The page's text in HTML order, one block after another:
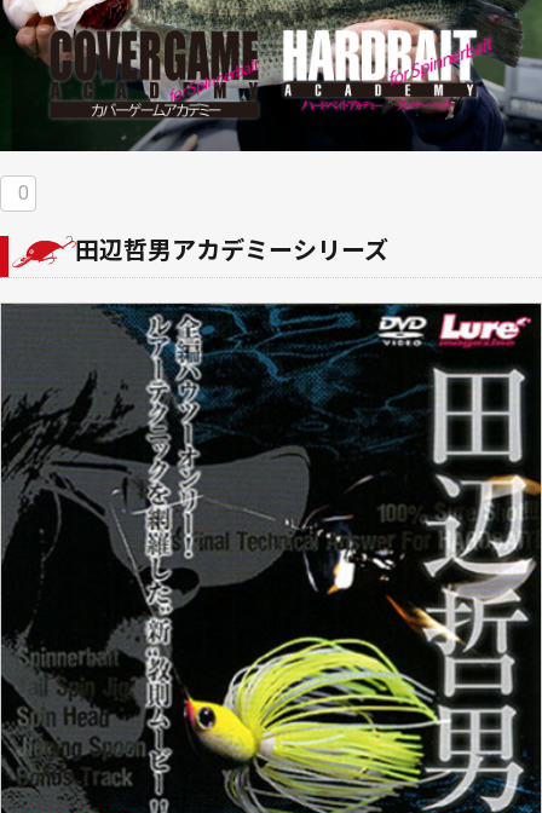
0
田辺哲男アカデミーシリーズ